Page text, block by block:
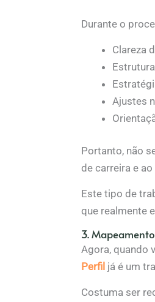
Durante o
Clareza
Ajustes
Portanto, não
de carreira e
Este tipo de
que realmente
3.
Agora, quando
Perfil já é um
Costuma ser